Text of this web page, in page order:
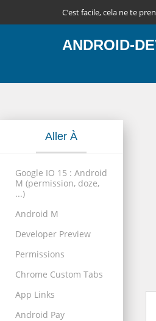
C’est facile, cela ne te
ANDROID-
Aller À
Google IO 15 : Android
M (permission, doze,
...)
Android M
Developer Preview
Permissions
Chrome Custom Tabs
App Links
Android Pay